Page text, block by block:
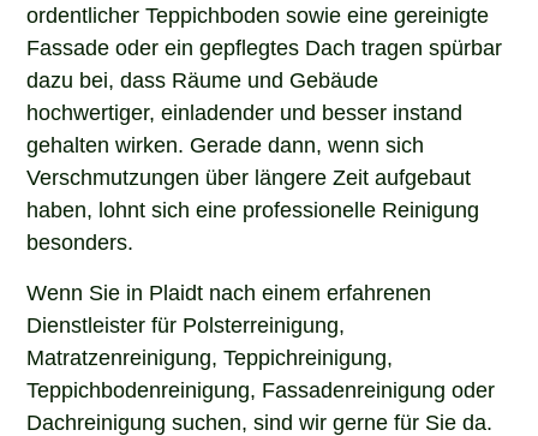
ordentlicher Teppichboden sowie eine gereinigte
Fassade oder ein gepflegtes Dach tragen spürbar
dazu bei, dass Räume und Gebäude
hochwertiger, einladender und besser instand
gehalten wirken. Gerade dann, wenn sich
Verschmutzungen über längere Zeit aufgebaut
haben, lohnt sich eine professionelle Reinigung
besonders.
Wenn Sie in Plaidt nach einem erfahrenen
Dienstleister für Polsterreinigung,
Matratzenreinigung, Teppichreinigung,
Teppichbodenreinigung, Fassadenreinigung oder
Dachreinigung suchen, sind wir gerne für Sie da.